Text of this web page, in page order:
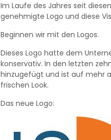
Im Laufe des Jahres seit
genehmigte Logo und diese
Beginnen wir mit den Logos.
Dieses Logo hatte dem
konservativ. In den letzten
hinzugefügt und ist auf mehr
frischen Look.
Das neue Logo: